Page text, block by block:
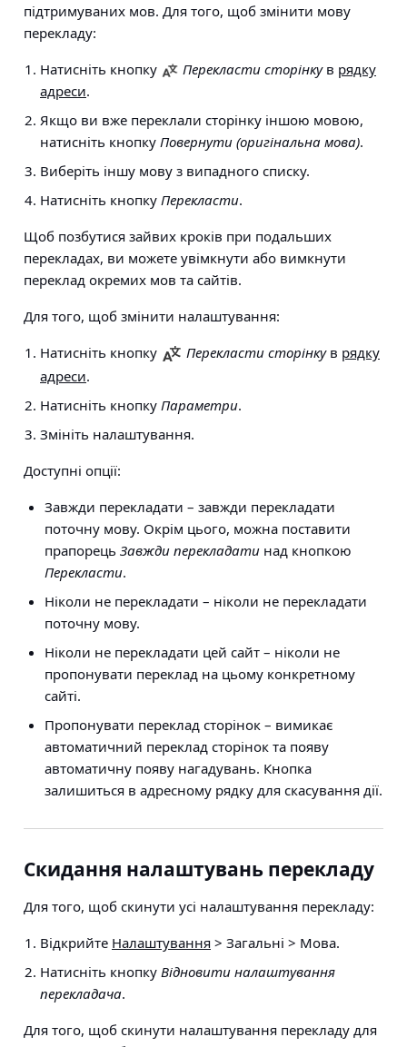
підтримуваних мов. Для того, щоб змінити мову
перекладу:
Натисніть кнопку
Перекласти сторінкув рядку
адреси.
Якщо ви вже переклали сторінку іншою мовою,
натисніть кнопку Повернути (оригінальна мова).
Виберіть іншу мову з випадного списку.
Натисніть кнопку Перекласти.
Щоб позбутися зайвих кроків при подальших
перекладах, ви можете увімкнути або вимкнути
переклад окремих мов та сайтів.
Для того, щоб змінити налаштування:
Натисніть кнопку
Перекласти сторінкув рядку
адреси.
Натисніть кнопку Параметри.
Змініть налаштування.
Доступні опції:
Завжди перекладати – завжди перекладати
поточну мову. Окрім цього, можна поставити
прапорець Завжди перекладатинад кнопкою
Перекласти.
Ніколи не перекладати – ніколи не перекладати
поточну мову.
Ніколи не перекладати цей сайт– ніколи не
пропонувати переклад на цьому конкретному
сайті.
Пропонувати переклад сторінок– вимикає
автоматичний переклад сторінок та появу
автоматичну появу нагадувань. Кнопка
залишиться в адресному рядку для скасування дії.
Скидання налаштувань перекладу
Для того, щоб скинути усі налаштування перекладу:
Відкрийте Налаштування > Загальні > Мова.
Натисніть кнопку Відновити налаштування
перекладача.
Для того, щоб скинути налаштування перекладу для